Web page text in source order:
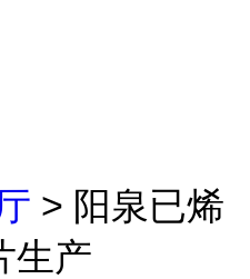
> 阳泉已烯
生产